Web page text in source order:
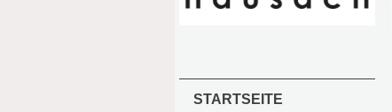
STARTSEITE